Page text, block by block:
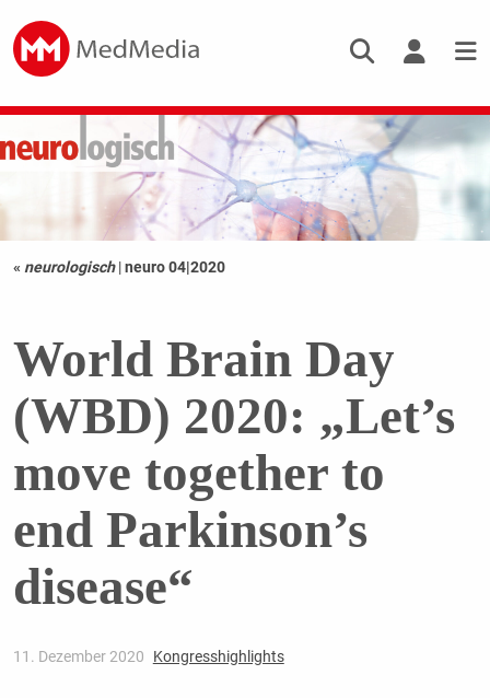
« neurologisch |neuro 04|2020
World Brain Day
(WBD) 2020: „Let’s
move together to
end Parkinson’s
disease“
11. Dezember 2020 Kongresshighlights